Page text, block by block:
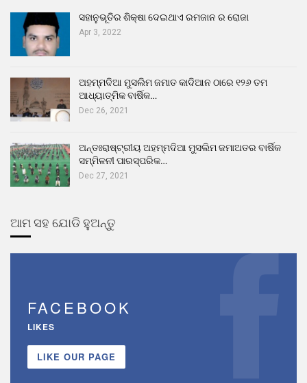
ସହାନୁଭୂତିର ଶିକ୍ଷା ଦେଇଥାଏ ରମଜାନ ର ରୋଜା
Apr 3, 2022
ଅହମ୍ମଦିଆ ମୁସଲିମ ଜମାତ କାଦିଆନ ଠାରେ ୧୨୬ ତମ
ଆଧ୍ୟାତ୍ମିକ ବାର୍ଷିକ…
Dec 26, 2021
ଅନ୍ତଃରାଷ୍ଟ୍ରୀୟ ଅହମ୍ମଦିଆ ମୁସଲିମ ଜମାଅତର ବାର୍ଷିକ
ସମ୍ମିଳନୀ ପାରସ୍ପରିକ…
Dec 27, 2021
ଆମ ସହ ଯୋଡି ହୁଅନ୍ତୁ
FACEBOOK
LIKES
LIKE OUR PAGE